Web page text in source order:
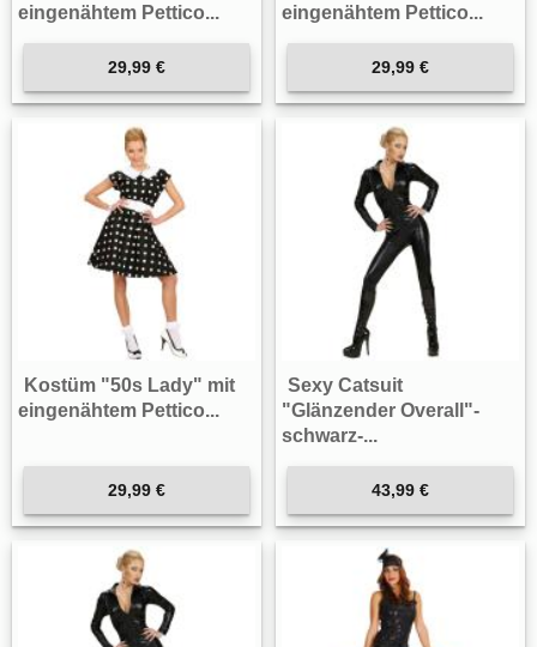
eingenähtem Pettico...
29,99 €
eingenähtem Pettico...
29,99 €
Kostüm "50s Lady" mit
eingenähtem Pettico...
29,99 €
Sexy Catsuit
"Glänzender Overall"-
schwarz-...
43,99 €